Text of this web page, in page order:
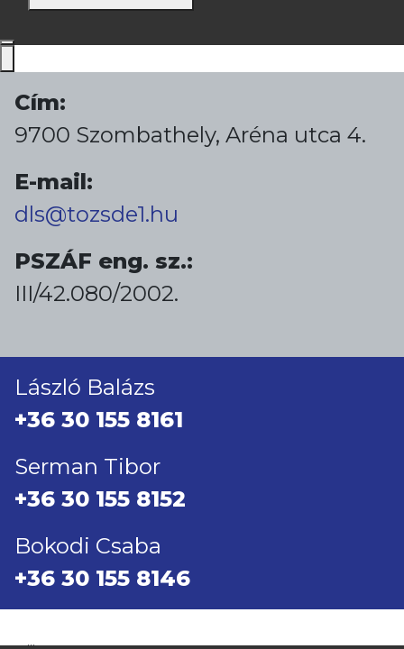
Cím:
9700 Szombathely, Aréna utca 4.
E-mail:
dls@tozsde1.hu
PSZÁF eng. sz.:
III/42.080/2002.
László Balázs
+36 30 155 8161
Serman Tibor
+36 30 155 8152
Bokodi Csaba
+36 30 155 8146
...